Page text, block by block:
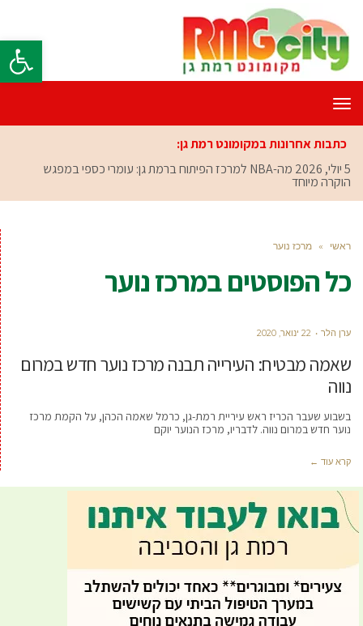
פתח
תפריט
כתבות אחרונות במקומונט רמת גן:
5 יולי, 2026
מה-NBA למרכז הפיתוח ברמת גן: עומרי כספי במפגש
הוקרה מיוחד
ראשי » מרכז נוער
כל הפוסטים במרכז נוער
ערן הלר 22 ינואר, 2020
שאמה מבטיח: העירייה תבנה מרכז נוער חדש במרום
נווה
בשבוע שעבר הכריז ראש עיריית רמת-גן, כרמל שאמה הכהן, על הקמת מרכז
נוער חדש במרום נווה. לדבריו, מרכז הנוער יוקם
קרא עוד ←